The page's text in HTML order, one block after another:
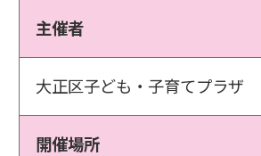
主催者
大正区子ども・子育てプラザ
開催場所